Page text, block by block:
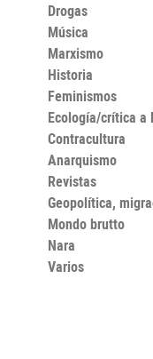
Drogas
Música
Marxismo
Historia
Feminismos
Ecología/crítica a
Contracultura
Anarquismo
Revistas
Geopolítica,
Mondo brutto
Nara
Varios